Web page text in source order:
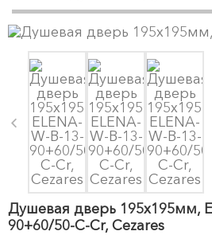
Душевая дверь 195х195мм,
90+60/50-C-Cr, Cezares